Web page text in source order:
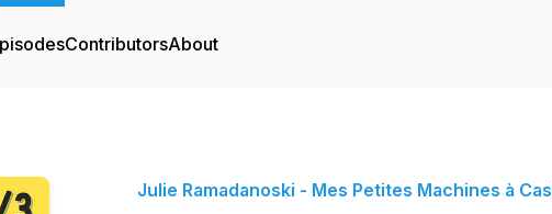
ContributorsAbout
Julie Ramadanoski - Mes Petites Machines à